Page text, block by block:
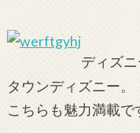
ディズ
タウンディズニー。
こちらも魅力満載で